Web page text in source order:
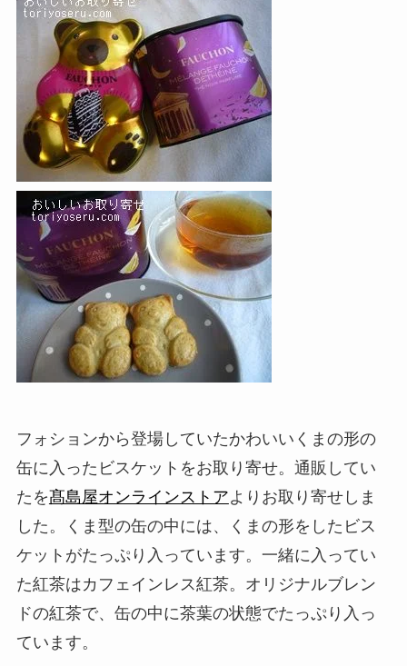
フォションから登場していたかわいいくまの形の
缶に入ったビスケットをお取り寄せ。通販してい
たを髙島屋オンラインストアよりお取り寄せしま
した。くま型の缶の中には、くまの形をしたビス
ケットがたっぷり入っています。一緒に入ってい
た紅茶はカフェインレス紅茶。オリジナルブレン
ドの紅茶で、缶の中に茶葉の状態でたっぷり入っ
ています。